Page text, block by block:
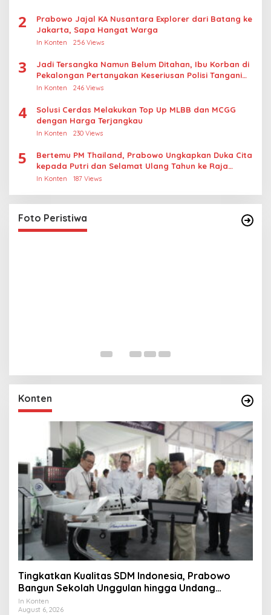
2
Prabowo Jajal KA Nusantara Explorer dari Batang ke
Jakarta, Sapa Hangat Warga
In Konten 256 Views
3
Jadi Tersangka Namun Belum Ditahan, Ibu Korban di
Pekalongan Pertanyakan Keseriusan Polisi Tangani
Kasus Rudapksa Sampai Anaknya Hamil
In Konten 246 Views
4
Solusi Cerdas Melakukan Top Up MLBB dan MCGG
dengan Harga Terjangkau
In Konten 230 Views
5
Bertemu PM Thailand, Prabowo Ungkapkan Duka Cita
kepada Putri dan Selamat Ulang Tahun ke Raja
Thailand
In Konten 187 Views
Foto Peristiwa
Penembakan Senjata Khusus TNI
In Foto Peristiwa |
Konten
Tingkatkan Kualitas SDM Indonesia, Prabowo
Bangun Sekolah Unggulan hingga Undang
Universitas Terbaik Dunia
In Konten
August 6, 2026